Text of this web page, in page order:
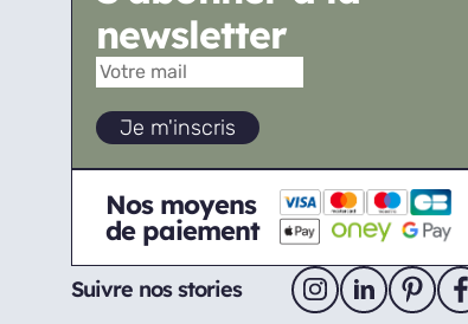
newsletter
Nos moyens
de paiement
Suivre nos stories